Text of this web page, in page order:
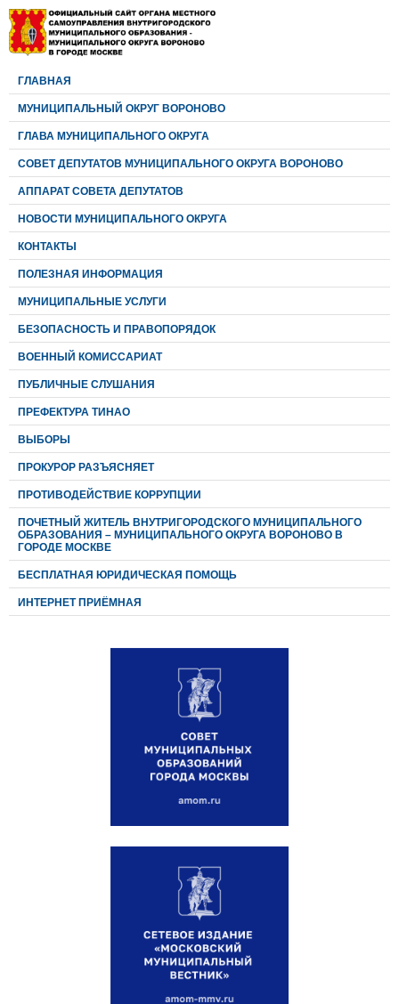
ГЛАВНАЯ
МУНИЦИПАЛЬНЫЙ ОКРУГ ВОРОНОВО
ГЛАВА МУНИЦИПАЛЬНОГО ОКРУГА
CОВЕТ ДЕПУТАТОВ МУНИЦИПАЛЬНОГО ОКРУГА ВОРОНОВО
АППАРАТ СОВЕТА ДЕПУТАТОВ
НОВОСТИ МУНИЦИПАЛЬНОГО ОКРУГА
КОНТАКТЫ
ПОЛЕЗНАЯ ИНФОРМАЦИЯ
МУНИЦИПАЛЬНЫЕ УСЛУГИ
БЕЗОПАСНОСТЬ И ПРАВОПОРЯДОК
ВОЕННЫЙ КОМИССАРИАТ
ПУБЛИЧНЫЕ СЛУШАНИЯ
ПРЕФЕКТУРА ТИНАО
ВЫБОРЫ
ПРОКУРОР РАЗЪЯСНЯЕТ
ПРОТИВОДЕЙСТВИЕ КОРРУПЦИИ
ПОЧЕТНЫЙ ЖИТЕЛЬ ВНУТРИГОРОДСКОГО МУНИЦИПАЛЬНОГО
ОБРАЗОВАНИЯ – МУНИЦИПАЛЬНОГО ОКРУГА ВОРОНОВО В
ГОРОДЕ МОСКВЕ
БЕСПЛАТНАЯ ЮРИДИЧЕСКАЯ ПОМОЩЬ
ИНТЕРНЕТ ПРИЁМНАЯ